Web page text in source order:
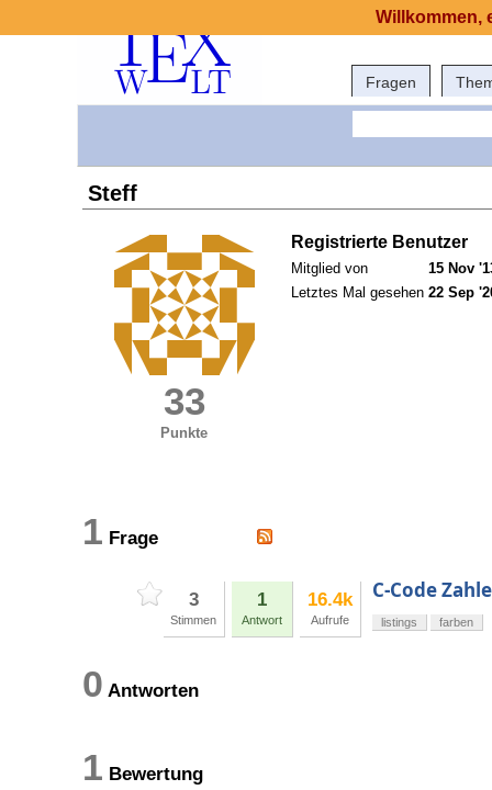
Fragen
Steff
33
Punkte
Registrierte Benutzer
Mitglied von
15 Nov
Letztes Mal gesehen 22 Sep
1 Frage
3
Stimmen
1
Antwort
16.4k
Aufrufe
C-Code
listings farben
0 Antworten
1 Bewertung
Willkommen,